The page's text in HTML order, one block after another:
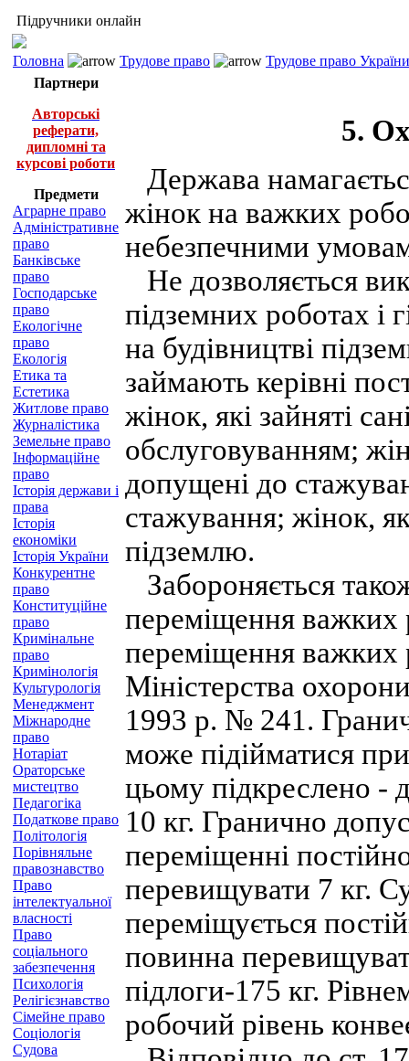
Підручники онлайн
Головна Трудове право
Трудове право
Партнери
Авторські
реферати,
дипломні та
курсові роботи
Предмети
Аграрне право
Адміністративне
право
Банківське
право
Господарське
право
Екологічне
право
Екологія
Етика та
Естетика
Житлове право
Журналістика
Земельне право
Інформаційне
право
Історія держави і
права
Історія
економіки
Історія України
Конкурентне
право
Конституційне
право
Кримінальне
право
Кримінологія
Культурологія
Менеджмент
Міжнародне
право
Нотаріат
Ораторське
мистецтво
Педагогіка
Податкове право
Політологія
Порівняльне
правознавство
Право
інтелектуальної
власності
Право
соціального
забезпечення
Психологія
Релігієзнавство
Сімейне право
Соціологія
Судова
5.
Держава
жінок на важких
небезпечними
Не дозволяється
підземних роботах і
на будівництві
займають керівні
жінок, які зайняті
обслуговуванням;
допущені до
стажування; жінок,
підземлю.
Забороняється
переміщення важких
переміщення важких
Міністерства
1993 р. № 241.
може підійматися
цьому підкреслено -
10 кг. Гранично
переміщенні
перевищувати 7 кг.
переміщується
повинна
підлоги-175 кг.
робочий рівень